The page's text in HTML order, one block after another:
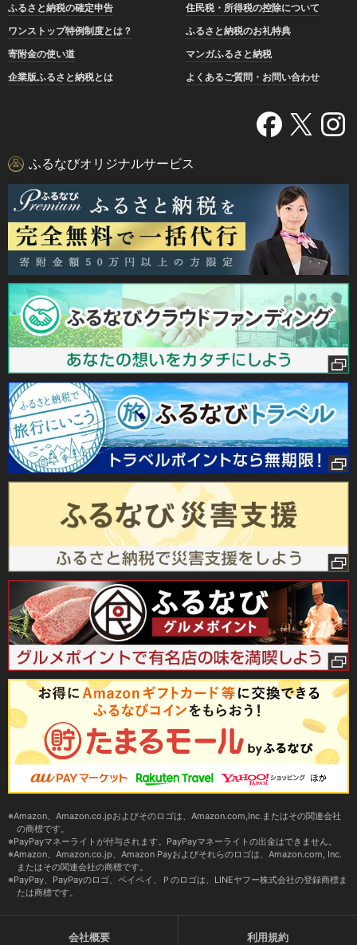
ふるさと納税の確定申告
住民税・所得税の控除について
ワンストップ特例制度とは？
ふるさと納税のお礼特典
寄附金の使い道
マンガふるさと納税
企業版ふるさと納税とは
よくあるご質問・お問い合わせ
ふるなびオリジナルサービス
Amazon、Amazon.co.jpおよびそのロゴは、Amazon.com,Inc.またはその関連会社
の商標です。
PayPayマネーライトが付与されます。PayPayマネーライトの出金はできません。
Amazon、Amazon.co.jp、Amazon Payおよびそれらのロゴは、Amazon.com, Inc.
またはその関連会社の商標です。
PayPay、PayPayのロゴ、ペイペイ、Ｐのロゴは、LINEヤフー株式会社の登録商標ま
たは商標です。
会社概要 利用規約